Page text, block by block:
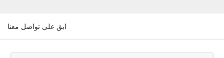
ابق على تواصل معنا